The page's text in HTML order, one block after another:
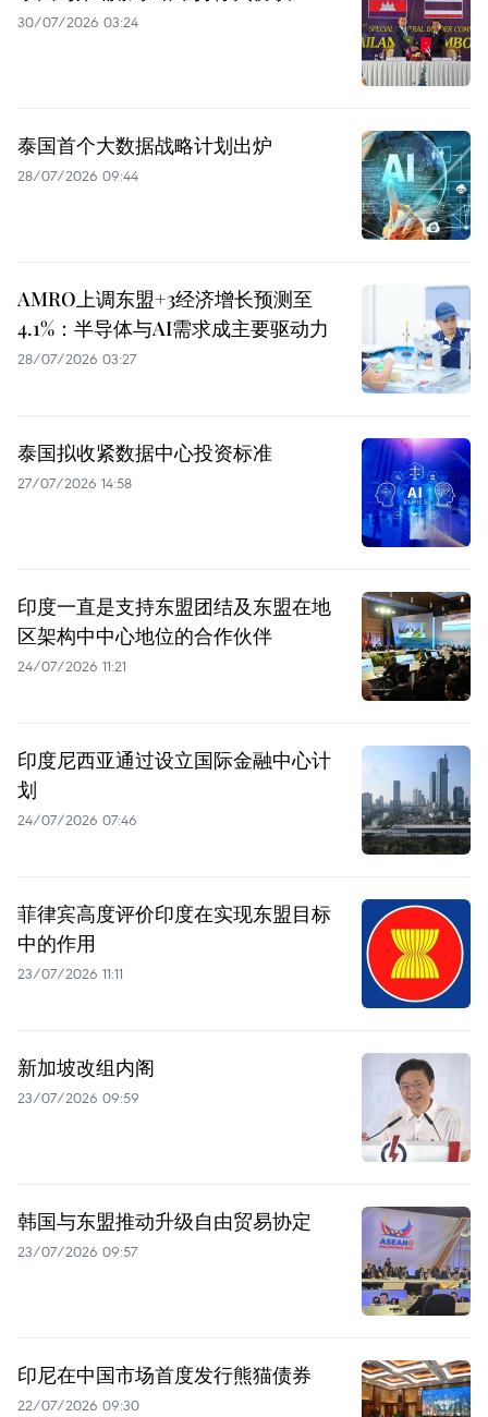
30/07/2026 03:24
泰国首个大数据战略计划出炉
28/07/2026 09:44
AMRO上调东盟+3经济增长预测至
4.1%：半导体与AI需求成主要驱动力
28/07/2026 03:27
泰国拟收紧数据中心投资标准
27/07/2026 14:58
印度一直是支持东盟团结及东盟在地
区架构中中心地位的合作伙伴
24/07/2026 11:21
印度尼西亚通过设立国际金融中心计
划
24/07/2026 07:46
菲律宾高度评价印度在实现东盟目标
中的作用
23/07/2026 11:11
新加坡改组内阁
23/07/2026 09:59
韩国与东盟推动升级自由贸易协定
23/07/2026 09:57
印尼在中国市场首度发行熊猫债券
22/07/2026 09:30